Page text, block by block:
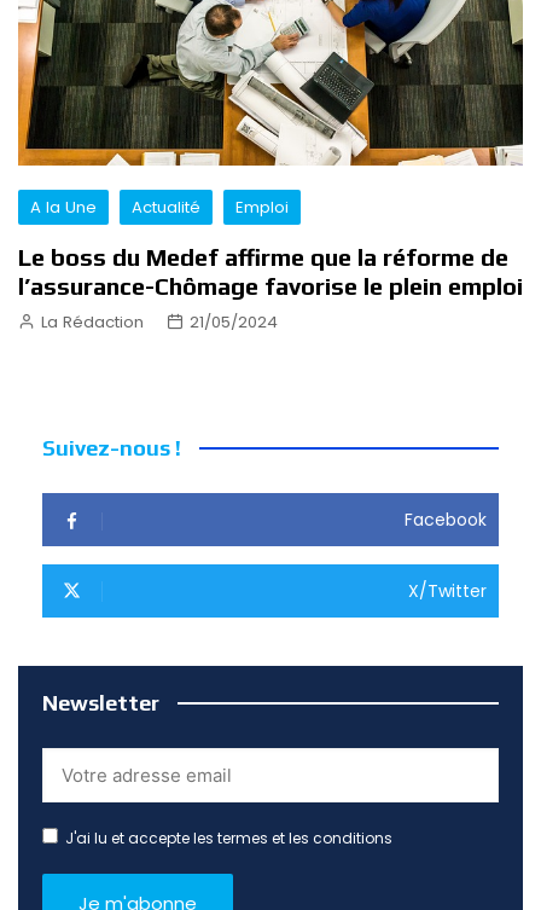
A la Une Actualité Emploi
Le boss du Medef affirme que la réforme de
l’assurance-Chômage favorise le plein emploi
La Rédaction 21/05/2024
Suivez-nous !
Facebook
X/Twitter
Newsletter
J'ai lu et accepte les termes et les conditions